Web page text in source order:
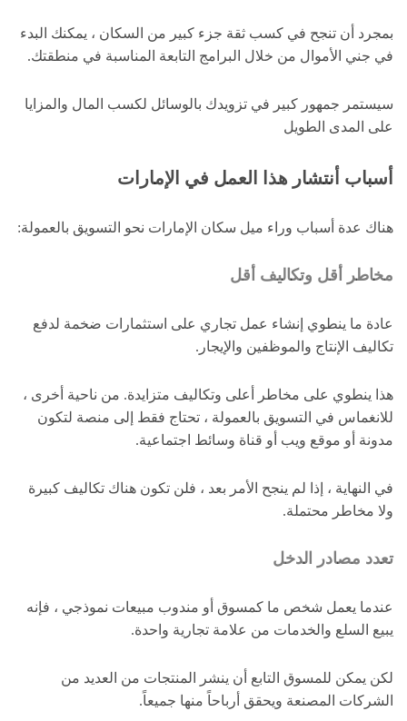
بمجرد أن تنجح في كسب ثقة جزء كبير من السكان ، يمكنك البدء
في جني الأموال من خلال البرامج التابعة المناسبة في منطقتك.
سيستمر جمهور كبير في تزويدك بالوسائل لكسب المال والمزايا
على المدى الطويل
أسباب أنتشار هذا العمل في الإمارات
هناك عدة أسباب وراء ميل سكان الإمارات نحو التسويق بالعمولة:
مخاطر أقل وتكاليف أقل
عادة ما ينطوي إنشاء عمل تجاري على استثمارات ضخمة لدفع
تكاليف الإنتاج والموظفين والإيجار.
هذا ينطوي على مخاطر أعلى وتكاليف متزايدة. من ناحية أخرى ،
للانغماس في التسويق بالعمولة ، تحتاج فقط إلى منصة لتكون
مدونة أو موقع ويب أو قناة وسائط اجتماعية.
في النهاية ، إذا لم ينجح الأمر بعد ، فلن تكون هناك تكاليف كبيرة
ولا مخاطر محتملة.
تعدد مصادر الدخل
عندما يعمل شخص ما كمسوق أو مندوب مبيعات نموذجي ، فإنه
يبيع السلع والخدمات من علامة تجارية واحدة.
لكن يمكن للمسوق التابع أن ينشر المنتجات من العديد من
الشركات المصنعة ويحقق أرباحاً منها جميعاً.